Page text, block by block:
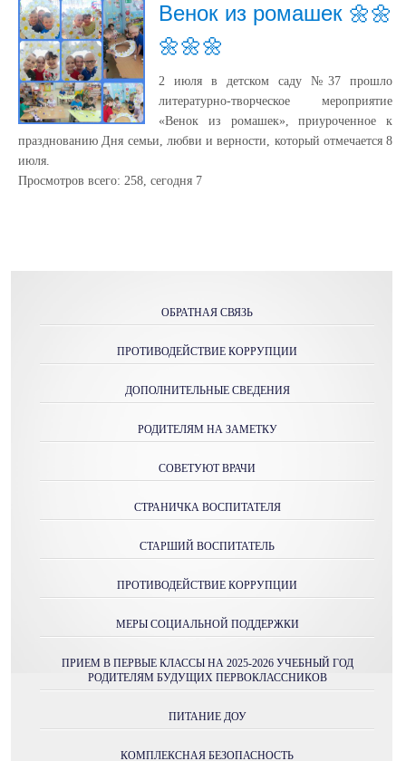
Венок из ромашек 🌼🌼
🌼🌼🌼
2 июля в детском саду №37 прошло
литературно-творческое мероприятие
«Венок из ромашек», приуроченное к
празднованию Дня семьи, любви и верности, который отмечается 8
июля.
Просмотров всего: 258, сегодня 7
ОБРАТНАЯ СВЯЗЬ
ПРОТИВОДЕЙСТВИЕ КОРРУПЦИИ
ДОПОЛНИТЕЛЬНЫЕ СВЕДЕНИЯ
РОДИТЕЛЯМ НА ЗАМЕТКУ
СОВЕТУЮТ ВРАЧИ
СТРАНИЧКА ВОСПИТАТЕЛЯ
СТАРШИЙ ВОСПИТАТЕЛЬ
ПРОТИВОДЕЙСТВИЕ КОРРУПЦИИ
МЕРЫ СОЦИАЛЬНОЙ ПОДДЕРЖКИ
ПРИЕМ В ПЕРВЫЕ КЛАССЫ НА 2025-2026 УЧЕБНЫЙ ГОД
РОДИТЕЛЯМ БУДУЩИХ ПЕРВОКЛАССНИКОВ
ПИТАНИЕ ДОУ
КОМПЛЕКСНАЯ БЕЗОПАСНОСТЬ